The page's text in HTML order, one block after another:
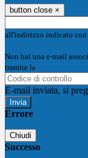
button close ×
all'indirizzo indicato con
Non hai una e-mail
tramite la
E-mail inviata, si
Errore
Chiudi
Successo